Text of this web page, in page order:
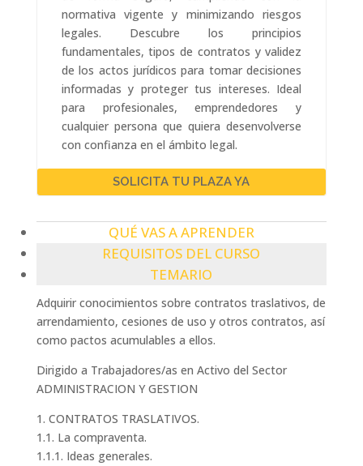
normativa vigente y minimizando riesgos
legales. Descubre los principios
fundamentales, tipos de contratos y validez
de los actos jurídicos para tomar decisiones
informadas y proteger tus intereses. Ideal
para profesionales, emprendedores y
cualquier persona que quiera desenvolverse
con confianza en el ámbito legal.
SOLICITA TU PLAZA YA
QUÉ VAS A APRENDER
REQUISITOS DEL CURSO
TEMARIO
Adquirir conocimientos sobre contratos traslativos, de
arrendamiento, cesiones de uso y otros contratos, así
como pactos acumulables a ellos.
Dirigido a Trabajadores/as en Activo del Sector
ADMINISTRACION Y GESTION
1. CONTRATOS TRASLATIVOS.
1.1. La compraventa.
1.1.1. Ideas generales.